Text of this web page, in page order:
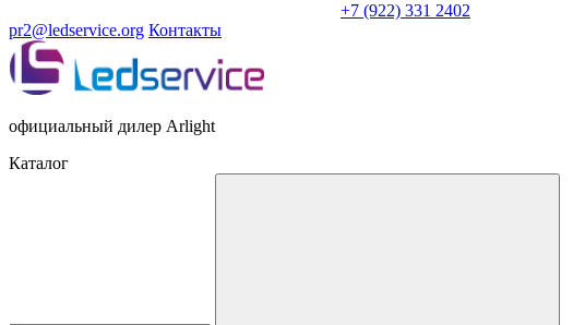
+7 (922) 331 2402
pr2@ledservice.org Контакты
официальный дилер Arlight
Каталог